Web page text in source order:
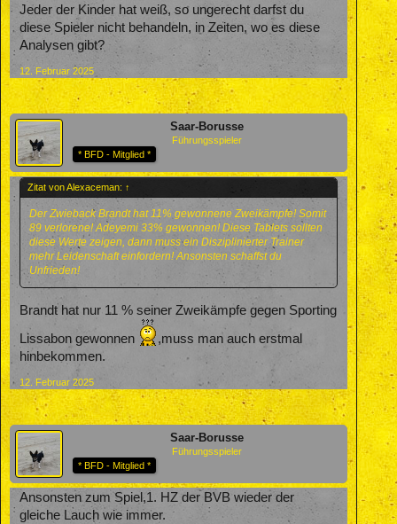
Jeder der Kinder hat weiß, so ungerecht darfst du
diese Spieler nicht behandeln, in Zeiten, wo es diese
Analysen gibt?
12. Februar 2025
Saar-Borusse
Führungsspieler
* BFD - Mitglied *
Zitat von Alexaceman: ↑
Der Zwieback Brandt hat 11% gewonnene Zweikämpfe! Somit
89 verlorene! Adeyemi 33% gewonnen! Diese Tablets sollten
diese Werte zeigen, dann muss ein Disziplinierter Trainer
mehr Leidenschaft einfordern! Ansonsten schaffst du
Unfrieden!
Brandt hat nur 11 % seiner Zweikämpfe gegen Sporting
Lissabon gewonnen
,muss man auch erstmal
hinbekommen.
12. Februar 2025
Saar-Borusse
Führungsspieler
* BFD - Mitglied *
Ansonsten zum Spiel,1. HZ der BVB wieder der
gleiche Lauch wie immer.